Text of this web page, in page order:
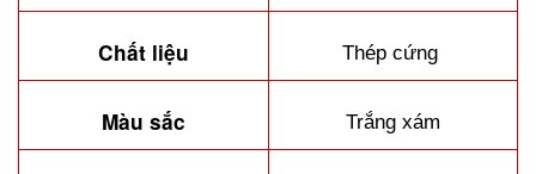
Chất liệu Thép cứng
Màu sắc Trắng xám